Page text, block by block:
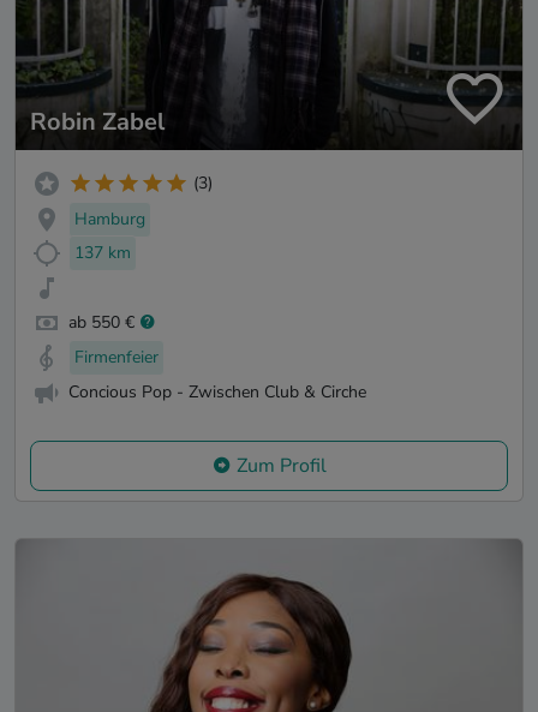
Robin Zabel
(3)
Hamburg
137 km
ab 550 €
Firmenfeier
Concious Pop - Zwischen Club & Cirche
Zum Profil